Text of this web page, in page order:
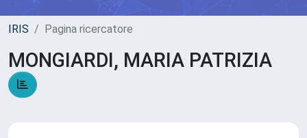
IRIS Pagina ricercatore
MONGIARDI, MARIA PATRIZIA